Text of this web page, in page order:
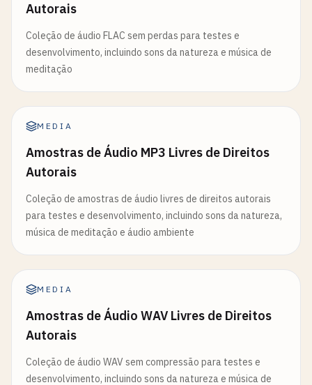
Autorais
Coleção de áudio FLAC sem perdas para testes e
desenvolvimento, incluindo sons da natureza e música de
meditação
MEDIA
Amostras de Áudio MP3 Livres de Direitos
Autorais
Coleção de amostras de áudio livres de direitos autorais
para testes e desenvolvimento, incluindo sons da natureza,
música de meditação e áudio ambiente
MEDIA
Amostras de Áudio WAV Livres de Direitos
Autorais
Coleção de áudio WAV sem compressão para testes e
desenvolvimento, incluindo sons da natureza e música de